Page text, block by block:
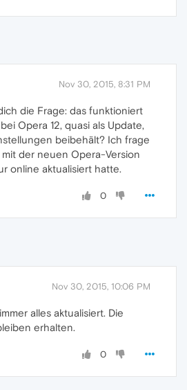
Nov 30, 2015, 8:31 PM
die Frage: das funktioniert
Opera 12, quasi als Update,
beibehält? Ich frage
der neuen Opera-Version
online aktualisiert hatte.
0
Nov 30, 2015, 10:06 PM
alles aktualisiert. Die
erhalten.
0